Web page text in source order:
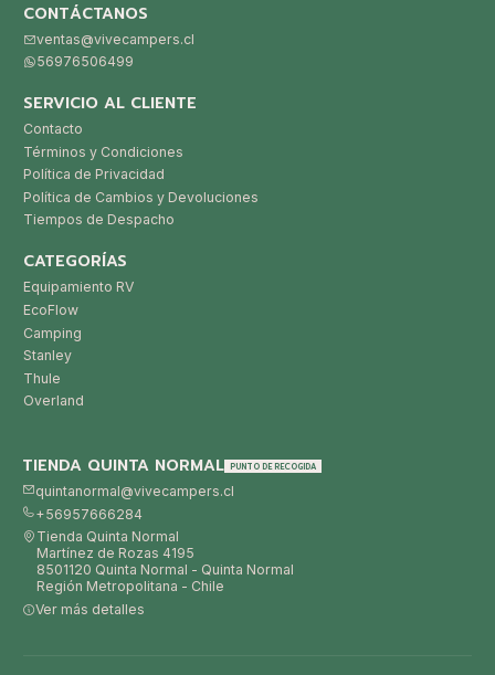
CONTÁCTANOS
ventas@vivecampers.cl
56976506499
SERVICIO AL CLIENTE
Contacto
Términos y Condiciones
Política de Privacidad
Política de Cambios y Devoluciones
Tiempos de Despacho
CATEGORÍAS
Equipamiento RV
EcoFlow
Camping
Stanley
Thule
Overland
TIENDA QUINTA NORMAL PUNTO DE RECOGIDA
quintanormal@vivecampers.cl
+56957666284
Tienda Quinta Normal
Martínez de Rozas 4195
8501120 Quinta Normal - Quinta Normal
Región Metropolitana - Chile
Ver más detalles